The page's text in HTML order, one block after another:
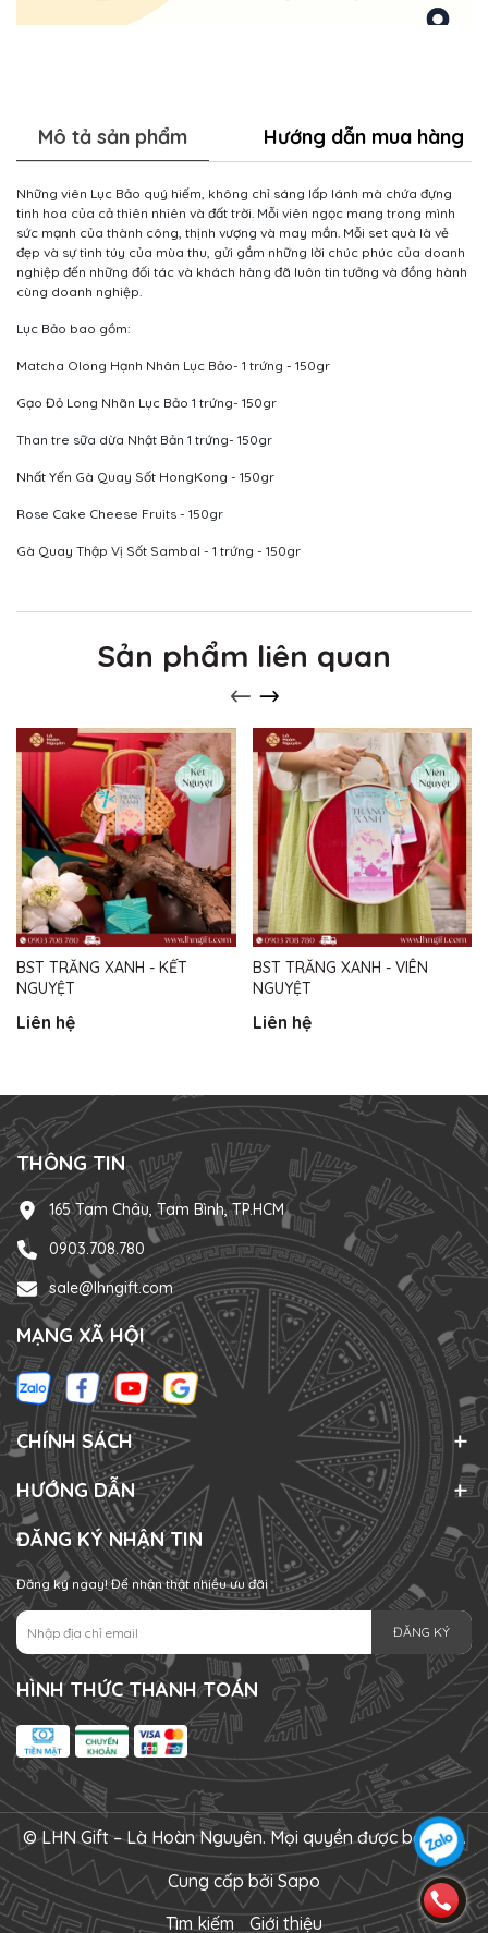
Mô tả sản phẩm Hướng dẫn mua hàng
Những viên Lục Bảo quý hiếm, không chỉ sáng lấp lánh mà chứa đựng
tinh hoa của cả thiên nhiên và đất trời. Mỗi viên ngọc mang trong mình
sức mạnh của thành công, thịnh vượng và may mắn. Mỗi set quà là vẻ
đẹp và sự tinh túy của mùa thu, gửi gắm những lời chúc phúc của doanh
nghiệp đến những đối tác và khách hàng đã luôn tin tưởng và đồng hành
cùng doanh nghiệp.
Lục Bảo bao gồm:
Matcha Olong Hạnh Nhân Lục Bảo- 1 trứng - 150gr
Gạo Đỏ Long Nhãn Lục Bảo 1 trứng- 150gr
Than tre sữa dừa Nhật Bản 1 trứng- 150gr
Nhất Yến Gà Quay Sốt HongKong - 150gr
Rose Cake Cheese Fruits - 150gr
Gà Quay Thập Vị Sốt Sambal - 1 trứng - 150gr
Sản phẩm liên quan
BST TRĂNG XANH - KẾT
NGUYỆT
Liên hệ
BST TRĂNG XANH - VIÊN
NGUYỆT
Liên hệ
THÔNG TIN
165 Tam Châu, Tam Bình, TP.HCM
0903.708.780
sale@lhngift.com
MẠNG XÃ HỘI
CHÍNH SÁCH
HƯỚNG DẪN
ĐĂNG KÝ NHẬN TIN
Đăng ký ngay! Để nhận thật nhiều ưu đãi
ĐĂNG KÝ
HÌNH THỨC THANH TOÁN
© LHN Gift – Là Hoàn Nguyên. Mọi quyền được bảo lưu.
Cung cấp bởiSapo
Tìm kiếm
Giới thiệu